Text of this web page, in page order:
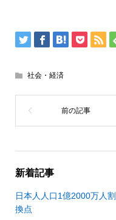
社会・経済
新着記事
日本人人口1億2000万人
換点